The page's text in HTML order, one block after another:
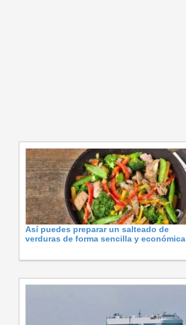
Así puedes preparar un salteado de
verduras de forma sencilla y económica